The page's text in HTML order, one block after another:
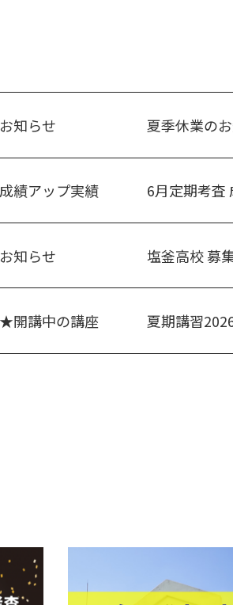
お知らせ 夏季休業の
成績アップ実績 6月定期考査
お知らせ 塩釜高校 募
★開講中の講座 夏期講習